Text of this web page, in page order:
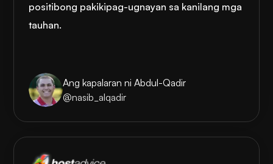
positibong pakikipag-ugnayan sa kanilang mga
tauhan.
Ang kapalaran ni Abdul-Qadir
@nasib_alqadir